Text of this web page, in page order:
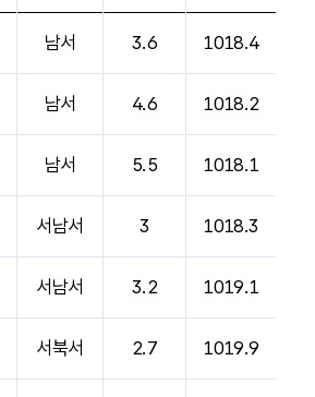
남서 3.6 1018.4
남서 4.6 1018.2
남서 5.5 1018.1
서남서 3 1018.3
서남서 3.2 1019.1
서북서 2.7 1019.9